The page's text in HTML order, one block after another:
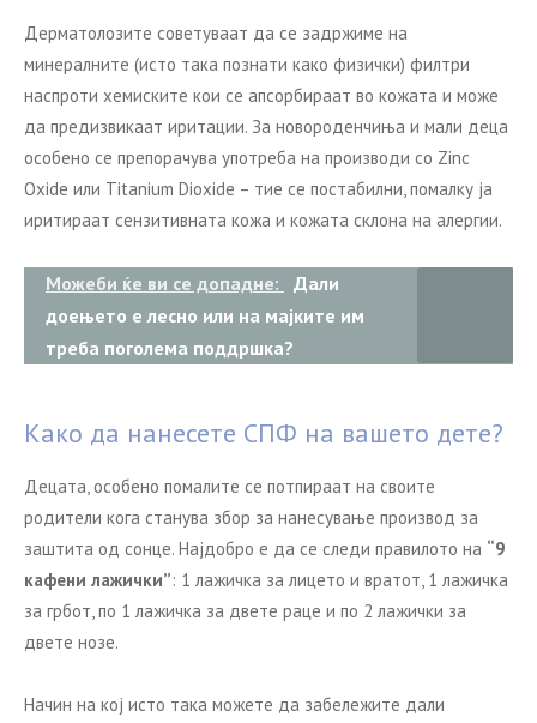
Дерматолозите советуваат да се задржиме на
минералните (исто така познати како физички) филтри
наспроти хемиските кои се апсорбираат во кожата и може
да предизвикаат иритации. За новороденчиња и мали деца
особено се препорачува употреба на производи со Zinc
Oxide или Titanium Dioxide – тие се постабилни, помалку ја
иритираат сензитивната кожа и кожата склона на алергии.
Можеби ќе ви се допадне:
Дали
доењето е лесно или на мајките им
треба поголема поддршка?
Како да нанесете СПФ на вашето дете?
Децата, особено помалите се потпираат на своите
родители кога станува збор за нанесување производ за
заштита од сонце. Најдобро е да се следи правилото на “9
кафени лажички”: 1 лажичка за лицето и вратот, 1 лажичка
за грбот, по 1 лажичка за двете раце и по 2 лажички за
двете нозе.
Начин на кој исто така можете да забележите дали